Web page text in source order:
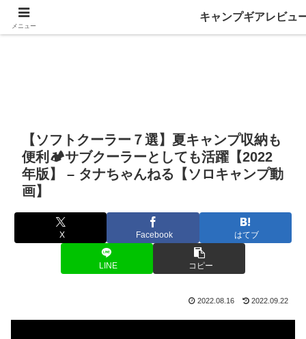
【ソフトクーラー７選】夏キャンプ収納も
便利🏕サブクーラーとしても活躍【2022
年版】 – タナちゃんねる【ソロキャンプ動
画】
X Facebook はてブ
LINE コピー
2022.08.16 2022.09.22
メニュー
キャンプギアレビュ